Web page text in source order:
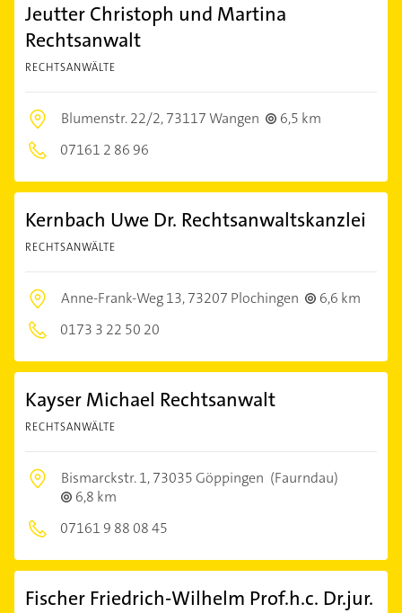
Jeutter Christoph und Martina
Rechtsanwalt
RECHTSANWÄLTE
Blumenstr. 22/2,73117 Wangen
6,5 km
07161 2 86 96
Kernbach Uwe Dr. Rechtsanwaltskanzlei
RECHTSANWÄLTE
Anne-Frank-Weg 13,73207 Plochingen
6,6 km
0173 3 22 50 20
Kayser Michael Rechtsanwalt
RECHTSANWÄLTE
Bismarckstr. 1,73035 Göppingen (Faurndau)
6,8 km
07161 9 88 08 45
Fischer Friedrich-Wilhelm Prof.h.c. Dr.jur.